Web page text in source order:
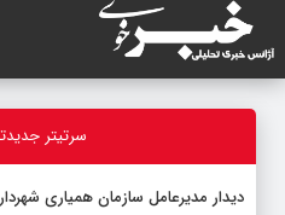
سرتیتر
دیدار مدیرعامل سازمان همیاری